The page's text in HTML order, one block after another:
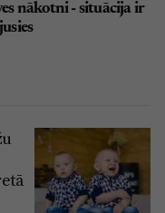
nākotni - situācija ir